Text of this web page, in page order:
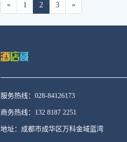
« 1 2 3 »
服务热线：028-84126173
商务热线：132 8187 2251
地址：成都市成华区万科金域蓝湾